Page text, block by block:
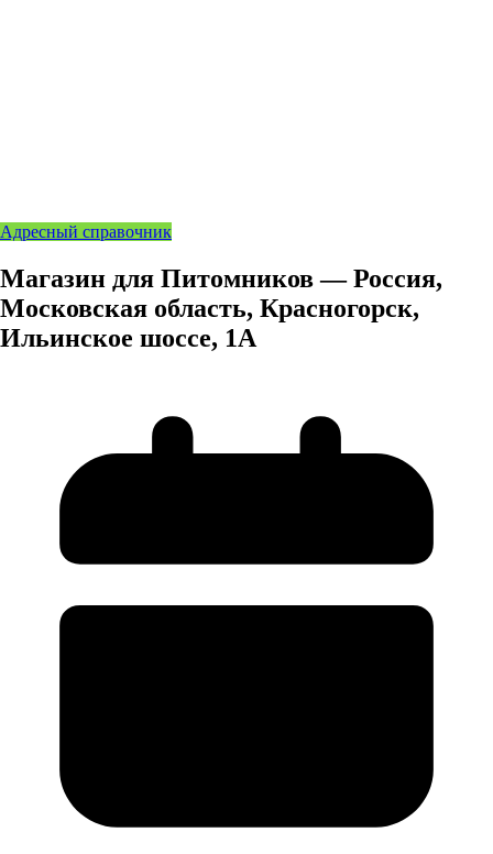
Адресный справочник
Магазин для Питомников — Россия,
Московская область, Красногорск,
Ильинское шоссе, 1А